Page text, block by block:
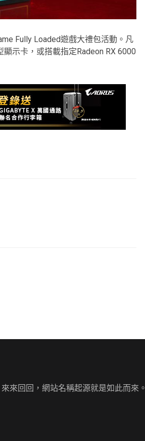
Fully Loaded遊戲大禮包活動。凡
示卡，或搭載指定Radeon RX 6000
來回回，網站名稱起源就是如此而來。